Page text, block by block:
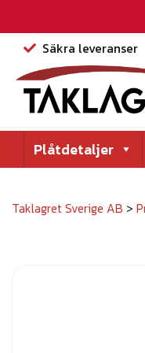
Säkra leveranser
Plåtdetaljer
Taklagret Sverige AB >